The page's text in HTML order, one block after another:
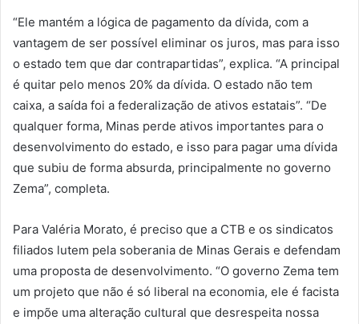
“Ele mantém a lógica de pagamento da dívida, com a
vantagem de ser possível eliminar os juros, mas para isso
o estado tem que dar contrapartidas”, explica. “A principal
é quitar pelo menos 20% da dívida. O estado não tem
caixa, a saída foi a federalização de ativos estatais”. “De
qualquer forma, Minas perde ativos importantes para o
desenvolvimento do estado, e isso para pagar uma dívida
que subiu de forma absurda, principalmente no governo
Zema”, completa.
Para Valéria Morato, é preciso que a CTB e os sindicatos
filiados lutem pela soberania de Minas Gerais e defendam
uma proposta de desenvolvimento. “O governo Zema tem
um projeto que não é só liberal na economia, ele é facista
e impõe uma alteração cultural que desrespeita nossa